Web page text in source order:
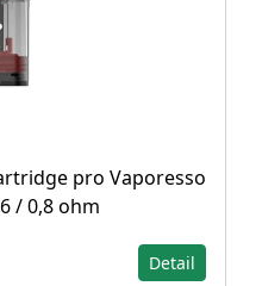
pro Vaporesso
/ 0,8 ohm
Detail